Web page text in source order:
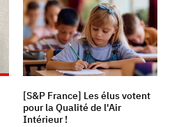
[S&P France] Les élus votent
pour la Qualité de l'Air
Intérieur !